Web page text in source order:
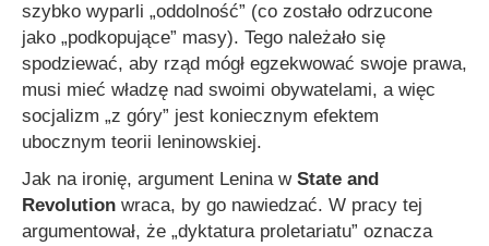
szybko wyparli „oddolność” (co zostało odrzucone
jako „podkopujące” masy). Tego należało się
spodziewać, aby rząd mógł egzekwować swoje prawa,
musi mieć władzę nad swoimi obywatelami, a więc
socjalizm „z góry” jest koniecznym efektem
ubocznym teorii leninowskiej.
Jak na ironię, argument Lenina w State and
Revolution wraca, by go nawiedzać. W pracy tej
argumentował, że „dyktatura proletariatu” oznacza